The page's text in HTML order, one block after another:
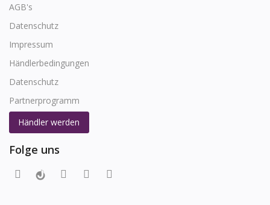
AGB's
Datenschutz
Impressum
Händlerbedingungen
Datenschutz
Partnerprogramm
Händler werden
Folge uns